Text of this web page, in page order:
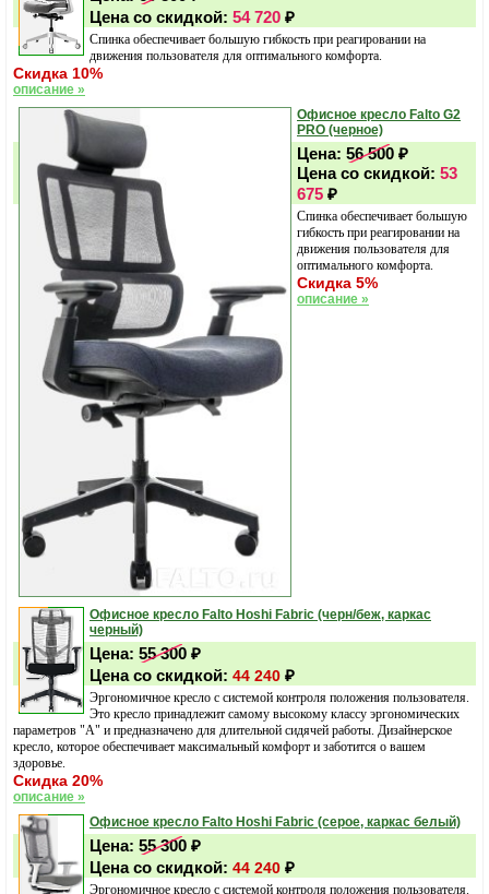
Цена со скидкой: 54 720 ₽
Спинка обеспечивает большую гибкость при реагировании на
движения пользователя для оптимального комфорта.
Скидка 10%
описание »
Офисное кресло Falto G2
PRO (черное)
Цена: 56 500 ₽
Цена со скидкой: 53
675 ₽
Спинка обеспечивает большую
гибкость при реагировании на
движения пользователя для
оптимального комфорта.
Скидка 5%
описание »
Офисное кресло Falto Hoshi Fabric (черн/беж, каркас
черный)
Цена: 55 300 ₽
Цена со скидкой: 44 240 ₽
Эргономичное кресло с системой контроля положения пользователя.
Это кресло принадлежит самому высокому классу эргономических
параметров "A" и предназначено для длительной сидячей работы. Дизайнерское
кресло, которое обеспечивает максимальный комфорт и заботится о вашем
здоровье.
Скидка 20%
описание »
Офисное кресло Falto Hoshi Fabric (серое, каркас белый)
Цена: 55 300 ₽
Цена со скидкой: 44 240 ₽
Эргономичное кресло с системой контроля положения пользователя.